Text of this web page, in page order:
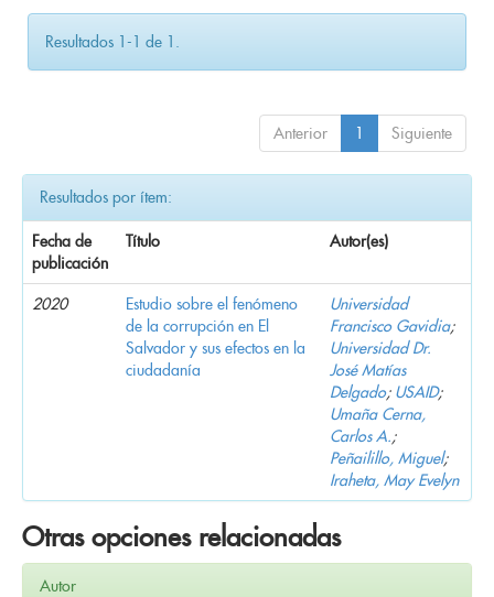
Resultados 1-1 de 1.
Anterior 1 Siguiente
Resultados por ítem:
Fecha de
publicación
Título Autor(es)
2020
Estudio sobre el fenómeno
de la corrupción en El
Salvador y sus efectos en la
ciudadanía
Universidad
Francisco Gavidia;
Universidad Dr.
José Matías
Delgado; USAID;
Umaña Cerna,
Carlos A.;
Peñailillo, Miguel;
Iraheta, May Evelyn
Otras opciones relacionadas
Autor